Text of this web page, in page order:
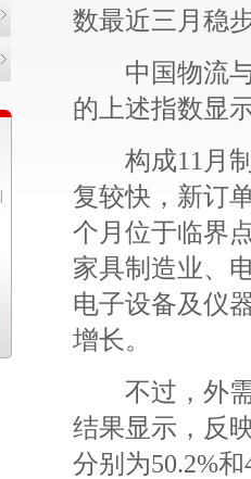
数最近三月稳
中国物流与
的上述指数显
构成11月制
复较快，新订
个月位于临界
家具制造业、
电子设备及仪
增长。
不过，外需
结果显示，反
分别为50.2%